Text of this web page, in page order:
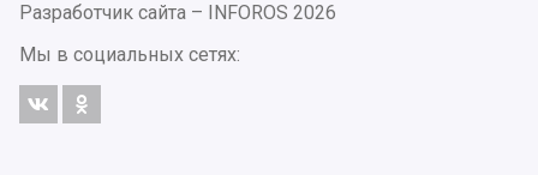
Разработчик сайта –
INFOROS 2026
Мы в социальных сетях: